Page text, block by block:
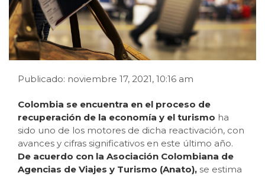
Publicado: noviembre 17, 2021, 10:16 am
Colombia se encuentra en el proceso de
recuperación de la economía y el turismo ha
sido uno de los motores de dicha reactivación, con
avances y cifras significativos en este último año.
De acuerdo con la Asociación Colombiana de
Agencias de Viajes y Turismo (Anato), se estima